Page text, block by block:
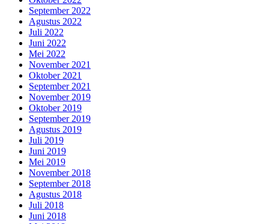
September 2022
Agustus 2022
Juli 2022
Juni 2022
Mei 2022
November 2021
Oktober 2021
September 2021
November 2019
Oktober 2019
September 2019
Agustus 2019
Juli 2019
Juni 2019
Mei 2019
November 2018
September 2018
Agustus 2018
Juli 2018
Juni 2018